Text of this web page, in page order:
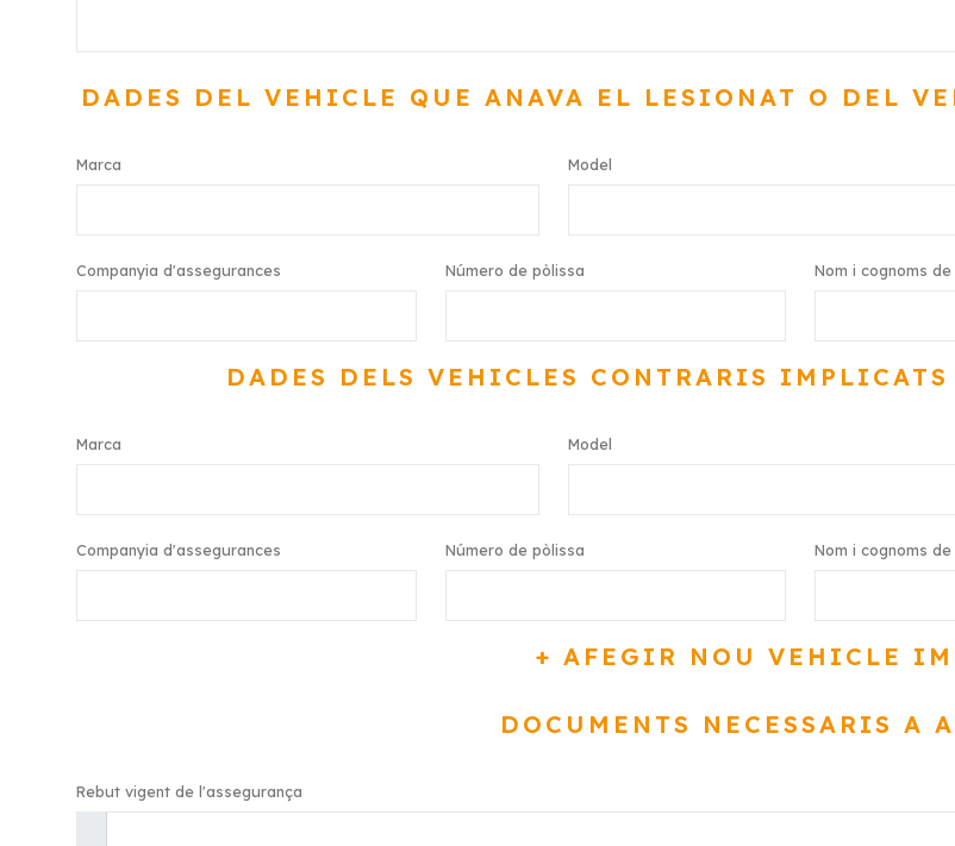
DADES DEL VEHICLE QUE ANAVA EL LESIONAT O DEL
Marca Model
Companyia d'assegurances Número de pòlissa Nom i cognoms
DADES DELS VEHICLES CONTRARIS
Marca Model
Companyia d'assegurances Número de pòlissa Nom i cognoms
+ AFEGIR NOU VEHICLE
DOCUMENTS NECESSARIS A
Rebut vigent de l'assegurança